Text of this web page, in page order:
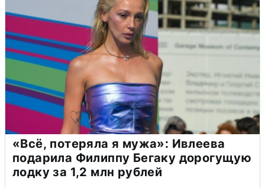
«Всё, потеряла я мужа»: Ивлеева
подарила Филиппу Бегаку дорогущую
лодку за 1,2 млн рублей